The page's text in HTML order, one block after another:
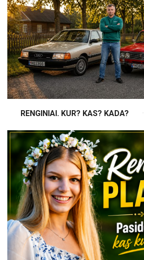
RENGINIAI. KUR? KAS? KADA?